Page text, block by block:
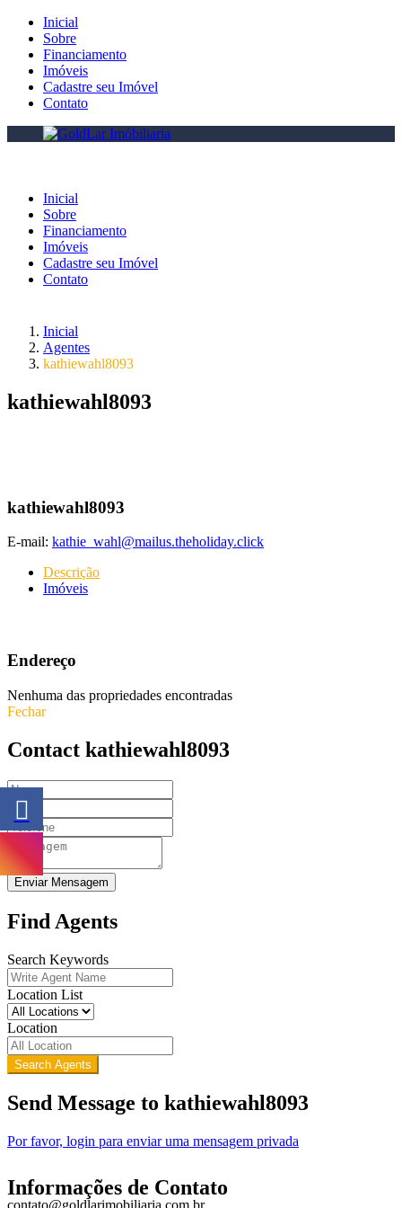
Inicial
Sobre
Financiamento
Imóveis
Cadastre seu Imóvel
Contato
Inicial
Sobre
Financiamento
Imóveis
Cadastre seu Imóvel
Contato
Inicial
Agentes
kathiewahl8093
kathiewahl8093
kathiewahl8093
E-mail: kathie_wahl@mailus.theholiday.click
Descrição
Imóveis
Endereço
Nenhuma das propriedades encontradas
Fechar
Contact kathiewahl8093
Enviar Mensagem
Find Agents
Search Keywords
Location List
Location
Search Agents
Send Message to kathiewahl8093
Por favor, login para enviar uma mensagem privada
Informações de Contato